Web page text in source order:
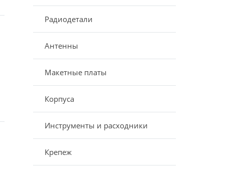
Радиодетали
Антенны
Макетные платы
Корпуса
Инструменты и расходники
Крепеж